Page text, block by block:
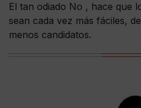
El tan odiado No , hace que
sean cada vez más fáciles,
menos candidatos.